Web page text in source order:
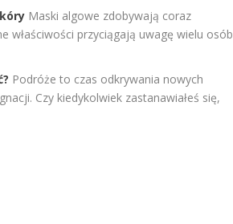
Maski algowe zdobywają coraz
właściwości przyciągają uwagę wielu osób
Podróże to czas odkrywania nowych
Czy kiedykolwiek zastanawiałeś się,